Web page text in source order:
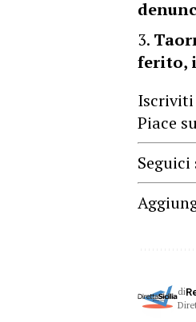
ferito,
Piace
Seguici
di